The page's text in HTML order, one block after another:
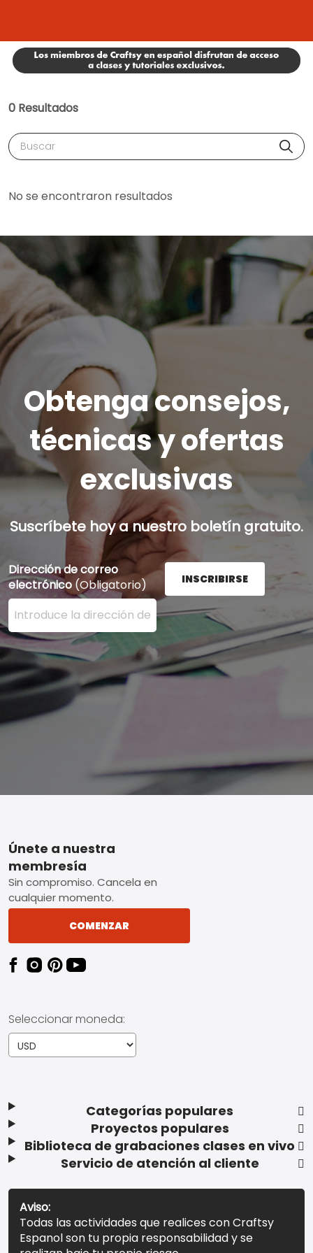
0 Resultados
Buscar
No se encontraron resultados
Obtenga consejos,
técnicas y ofertas
exclusivas
Suscríbete hoy a nuestro boletín gratuito.
Dirección de correo
electrónico (Obligatorio)
Ingrese su dirección de correo electrónico aquí y
INSCRIBIRSE
Footer
Categorías populares
Proyectos populares
Biblioteca de grabaciones clases en vivo
Servicio de atención al cliente
Únete a nuestra
membresía
Sin compromiso. Cancela en
cualquier momento.
COMENZAR
Seleccionar moneda:
Aviso:
Todas las actividades que realices con Craftsy
Espanol son tu propia responsabilidad y se